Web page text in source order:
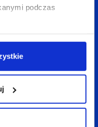
podczas
Udostępnij go: